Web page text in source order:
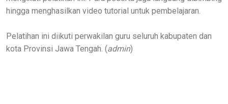
hingga menghasilkan video tutorial untuk pembelajaran.
Pelatihan ini diikuti perwakilan guru seluruh kabupaten dan
kota Provinsi Jawa Tengah. (admin)